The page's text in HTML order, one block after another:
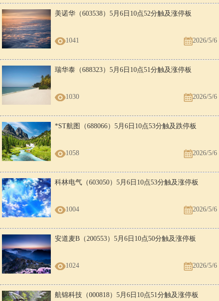
美诺华（603538）5月6日10点52分触及涨停板
1041 2026/5/6
瑞华泰（688323）5月6日10点51分触及涨停板
1030 2026/5/6
*ST航图（688066）5月6日10点53分触及跌停板
1058 2026/5/6
科林电气（603050）5月6日10点53分触及涨停板
1004 2026/5/6
安道麦B（200553）5月6日10点50分触及涨停板
1024 2026/5/6
航锦科技（000818）5月6日10点51分触及涨停板